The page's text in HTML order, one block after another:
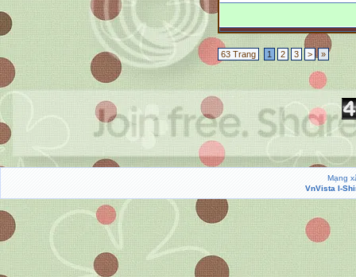
63 Trang 1 2 3 > »
Mạng
VnVista I-